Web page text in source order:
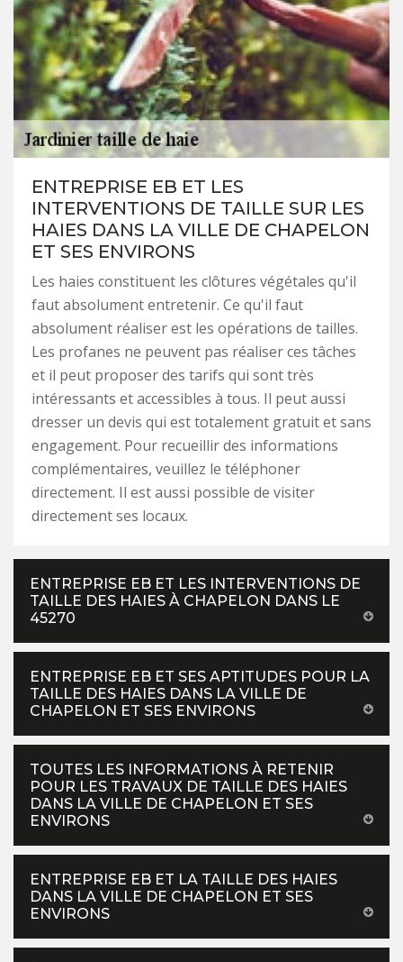
ENTREPRISE EB ET LES
INTERVENTIONS DE TAILLE SUR LES
HAIES DANS LA VILLE DE CHAPELON
ET SES ENVIRONS
Les haies constituent les clôtures végétales qu'il
faut absolument entretenir. Ce qu'il faut
absolument réaliser est les opérations de tailles.
Les profanes ne peuvent pas réaliser ces tâches
et il peut proposer des tarifs qui sont très
intéressants et accessibles à tous. Il peut aussi
dresser un devis qui est totalement gratuit et sans
engagement. Pour recueillir des informations
complémentaires, veuillez le téléphoner
directement. Il est aussi possible de visiter
directement ses locaux.
ENTREPRISE EB ET LES INTERVENTIONS DE
TAILLE DES HAIES À CHAPELON DANS LE
45270
ENTREPRISE EB ET SES APTITUDES POUR LA
TAILLE DES HAIES DANS LA VILLE DE
CHAPELON ET SES ENVIRONS
TOUTES LES INFORMATIONS À RETENIR
POUR LES TRAVAUX DE TAILLE DES HAIES
DANS LA VILLE DE CHAPELON ET SES
ENVIRONS
ENTREPRISE EB ET LA TAILLE DES HAIES
DANS LA VILLE DE CHAPELON ET SES
ENVIRONS